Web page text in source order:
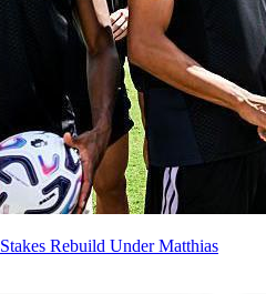
Rebuild Under Matthias